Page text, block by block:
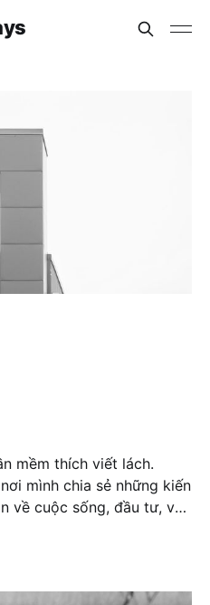
mềm thích viết lách.
mình chia sẻ những kiến
về cuộc sống, đầu tư, và